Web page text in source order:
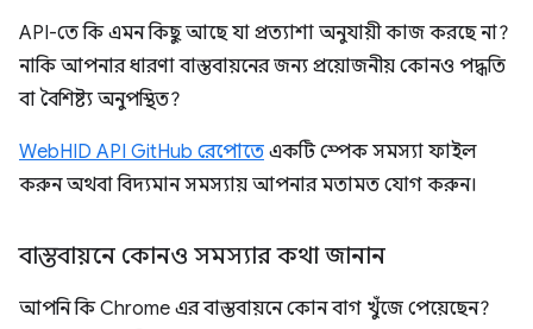
API-তে কি এমন কিছু আছে যা প্রত্যাশা অনুযায়ী কাজ করছে না?
নাকি আপনার ধারণা বাস্তবায়নের জন্য প্রয়োজনীয় কোনও পদ্ধতি
বা বৈশিষ্ট্য অনুপস্থিত?
WebHID API GitHub রেপোতে একটি স্পেক সমস্যা ফাইল
করুন অথবা বিদ্যমান সমস্যায় আপনার মতামত যোগ করুন।
বাস্তবায়নে কোনও সমস্যার কথা জানান
আপনি কি Chrome এর বাস্তবায়নে কোন বাগ খুঁজে পেয়েছেন?